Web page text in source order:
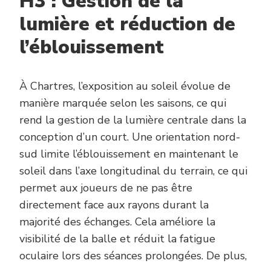
lumière et réduction de
l’éblouissement
À Chartres, l’exposition au soleil évolue de
manière marquée selon les saisons, ce qui
rend la gestion de la lumière centrale dans la
conception d’un court. Une orientation nord-
sud limite l’éblouissement en maintenant le
soleil dans l’axe longitudinal du terrain, ce qui
permet aux joueurs de ne pas être
directement face aux rayons durant la
majorité des échanges. Cela améliore la
visibilité de la balle et réduit la fatigue
oculaire lors des séances prolongées. De plus,